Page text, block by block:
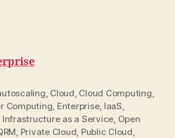
Cloud Cloud Computing
Computing Enterprise, IaaS
Infrastructure as a Service Open
Private Cloud Public Cloud